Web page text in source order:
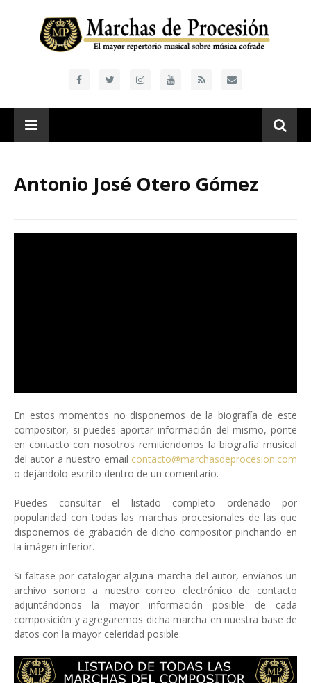
Antonio José Otero Gómez
En estos momentos no disponemos de la biografía de este
compositor, si puedes aportar información del mismo, ponte
en contacto con nosotros remitiendonos la biografía musical
del autor a nuestro email contacto@marchasdeprocesion.com
o dejándolo escrito dentro de un comentario.
Puedes consultar el listado completo ordenado por
popularidad con todas las marchas procesionales de las que
disponemos de grabación de dicho compositor pinchando en
la imágen inferior.
Si faltase por catalogar alguna marcha del autor, envíanos un
archivo sonoro a nuestro correo electrónico de contacto
adjuntándonos la mayor información posible de cada
composición y agregaremos dicha marcha en nuestra base de
datos con la mayor celeridad posible.